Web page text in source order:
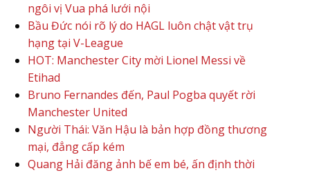
ngôi vị Vua phá lưới nội
Bầu Đức nói rõ lý do HAGL luôn chật vật trụ
hạng tại V-League
HOT: Manchester City mời Lionel Messi về
Etihad
Bruno Fernandes đến, Paul Pogba quyết rời
Manchester United
Người Thái: Văn Hậu là bản hợp đồng thương
mại, đẳng cấp kém
Quang Hải đăng ảnh bế em bé, ấn định thời